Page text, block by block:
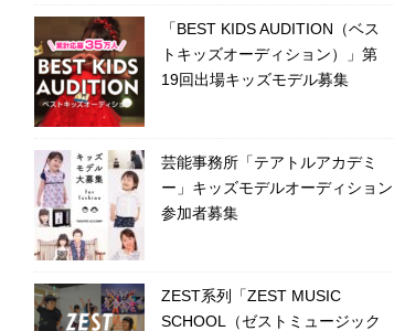
「BEST KIDS AUDITION（ベス
トキッズオーディション）」第
19回出場キッズモデル募集
芸能事務所「テアトルアカデミ
ー」キッズモデルオーディション
参加者募集
ZEST系列「ZEST MUSIC
SCHOOL（ゼストミュージック